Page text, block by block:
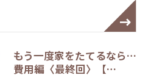
もう一度家をたてるなら…
費用編〈最終回〉【…